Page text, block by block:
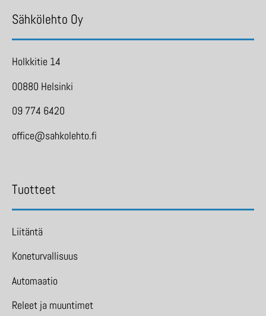
Sähkölehto Oy
Holkkitie 14
00880 Helsinki
09 774 6420
office@sahkolehto.fi
Tuotteet
Liitäntä
Koneturvallisuus
Automaatio
Releet ja muuntimet